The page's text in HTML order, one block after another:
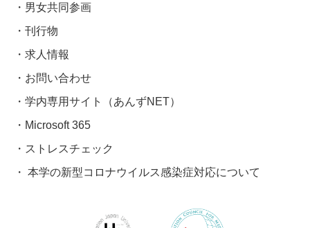
男女共同参画
刊行物
求人情報
お問い合わせ
学内専用サイト（あんずNET）
Microsoft 365
ストレスチェック
本学の新型コロナウイルス感染症対応について